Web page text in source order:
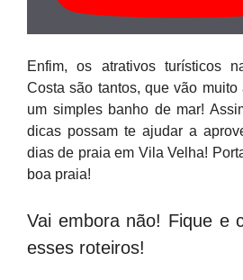
Enfim, os atrativos turísticos
Costa são tantos, que vão
um simples banho de mar!
dicas possam te ajudar a
dias de praia em Vila Velha!
boa praia!
Vai embora não! Fique e
esses roteiros!